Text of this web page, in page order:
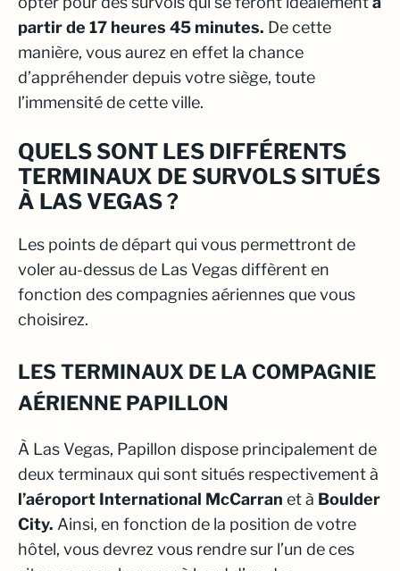
partir de 17 heures 45 minutes. De cette
manière, vous aurez en effet la chance
d’appréhender depuis votre siège, toute
l’immensité de cette ville.
QUELS SONT LES DIFFÉRENTS
TERMINAUX DE SURVOLS SITUÉS
À LAS VEGAS ?
Les points de départ qui vous permettront de
voler au-dessus de Las Vegas diffèrent en
fonction des compagnies aériennes que vous
choisirez.
LES TERMINAUX DE LA COMPAGNIE
AÉRIENNE PAPILLON
À Las Vegas, Papillon dispose principalement de
deux terminaux qui sont situés respectivement à
l’aéroport International McCarran et à Boulder
City. Ainsi, en fonction de la position de votre
hôtel, vous devrez vous rendre sur l’un de ces